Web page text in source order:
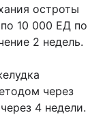
остроты
по 10 000 ЕД по
2 недель.
через
4 недели.